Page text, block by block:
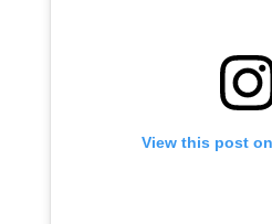
View this post